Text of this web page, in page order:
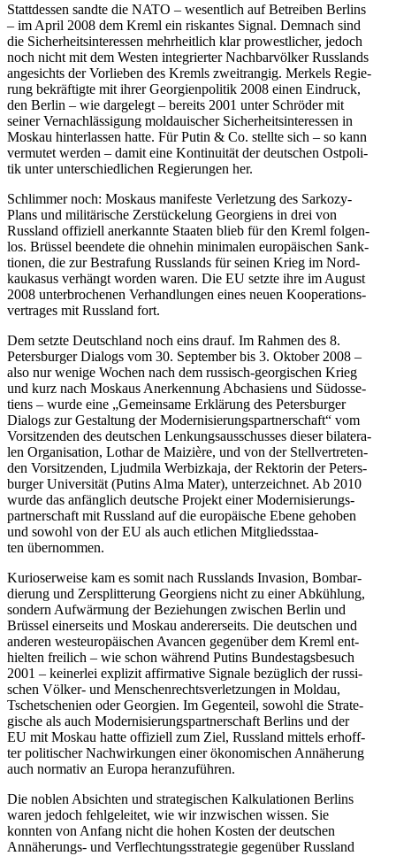
Statt­des­sen sandte die NATO – wesent­lich auf Betrei­ben Berlins
– im April 2008 dem Kreml ein ris­kan­tes Signal. Demnach sind
die Sicher­heits­in­ter­es­sen mehr­heit­lich klar pro­west­li­cher, jedoch
noch nicht mit dem Westen inte­grier­ter Nach­bar­völ­ker Russ­lands
ange­sichts der Vor­lie­ben des Kremls zweit­ran­gig. Merkels Regie­
rung bekräf­tigte mit ihrer Geor­gi­en­po­li­tik 2008 einen Ein­druck,
den Berlin – wie dar­ge­legt – bereits 2001 unter Schrö­der mit
seiner Ver­nach­läs­si­gung mol­daui­scher Sicher­heits­in­ter­es­sen in
Moskau hin­ter­las­sen hatte. Für Putin & Co. stellte sich – so kann
ver­mu­tet werden – damit eine Kon­ti­nui­tät der deut­schen Ost­po­li­
tik unter unter­schied­li­chen Regie­run­gen her.
Schlim­mer noch: Moskaus mani­feste Ver­let­zung des Sarkozy-
Plans und mili­tä­ri­sche Zer­stü­cke­lung Geor­gi­ens in drei von
Russ­land offi­zi­ell aner­kannte Staaten blieb für den Kreml fol­gen­
los. Brüssel been­dete die ohnehin mini­ma­len euro­päi­schen Sank­
tio­nen, die zur Bestra­fung Russ­lands für seinen Krieg im Nord­
kau­ka­sus ver­hängt worden waren. Die EU setzte ihre im August
2008 unter­bro­che­nen Ver­hand­lun­gen eines neuen Koope­ra­ti­ons­
ver­tra­ges mit Russ­land fort.
Dem setzte Deutsch­land noch eins drauf. Im Rahmen des 8.
Peters­bur­ger Dialogs vom 30. Sep­tem­ber bis 3. Oktober 2008 –
also nur wenige Wochen nach dem rus­sisch-geor­gi­schen Krieg
und kurz nach Moskaus Aner­ken­nung Abcha­si­ens und Süd­os­se­
ti­ens – wurde eine „Gemein­same Erklä­rung des Peters­bur­ger
Dialogs zur Gestal­tung der Moder­ni­sie­rungs­part­ner­schaft“ vom
Vor­sit­zen­den des deut­schen Len­kungs­aus­schus­ses dieser bila­te­ra­
len Orga­ni­sa­tion, Lothar de Mai­zière, und von der Stell­ver­tre­ten­
den Vor­sit­zen­den, Ljud­mila Wer­biz­kaja, der Rek­to­rin der Peters­
bur­ger Uni­ver­si­tät (Putins Alma Mater), unter­zeich­net. Ab 2010
wurde das anfäng­lich deut­sche Projekt einer Moder­ni­sie­rungs­
part­ner­schaft mit Russ­land auf die euro­päi­sche Ebene gehoben
und sowohl von der EU als auch etli­chen Mit­glieds­staa­
ten übernommen.
Kurio­ser­weise kam es somit nach Russ­lands Inva­sion, Bom­bar­
die­rung und Zer­split­te­rung Geor­gi­ens nicht zu einer Abküh­lung,
sondern Auf­wär­mung der Bezie­hun­gen zwi­schen Berlin und
Brüssel einer­seits und Moskau ande­rer­seits. Die deut­schen und
anderen west­eu­ro­päi­schen Avancen gegen­über dem Kreml ent­
hiel­ten frei­lich – wie schon während Putins Bun­des­tags­be­such
2001 – kei­ner­lei expli­zit affir­ma­tive Signale bezüg­lich der rus­si­
schen Völker- und Men­schen­rechts­ver­let­zun­gen in Moldau,
Tsche­tsche­nien oder Geor­gien. Im Gegen­teil, sowohl die Stra­te­
gi­sche als auch Moder­ni­sie­rungs­part­ner­schaft Berlins und der
EU mit Moskau hatte offi­zi­ell zum Ziel, Russ­land mittels erhoff­
ter poli­ti­scher Nach­wir­kun­gen einer öko­no­mi­schen Annä­he­rung
auch nor­ma­tiv an Europa heranzuführen.
Die noblen Absich­ten und stra­te­gi­schen Kal­ku­la­tio­nen Berlins
waren jedoch fehl­ge­lei­tet, wie wir inzwi­schen wissen. Sie
konnten von Anfang nicht die hohen Kosten der deut­schen
Annä­he­rungs- und Ver­flech­tungs­stra­te­gie gegen­über Russ­land